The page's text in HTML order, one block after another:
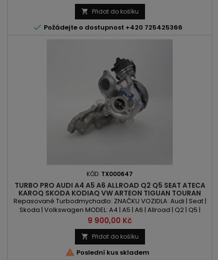
MOTORU: CNHA | CZJA | DDDA | DESA | DETA | DFHA | DFVA
OBSAH: 1968ccm 2.0 TDI VÝKON: 190PS / 140kW ROK VÝROBY:
2013 -
 Přidat do košíku
 Požádejte o dostupnost +420 725425366
KÓD: TX000647
TURBO PRO AUDI A4 A5 A6 ALLROAD Q2 Q5 SEAT ATECA
KAROQ SKODA KODIAQ VW ARTEON TIGUAN TOURAN
PASSAT 2.0TDI
Repasované Turbodmychadlo: ZNAČKU VOZIDLA: Audi | Seat |
Skoda | Volkswagen MODEL: A4 | A5 | A6 | Allroad | Q2 | Q5 |
Ateca | Karoq | Kodiaq | Arteon | Tiguan | Touran | Passat KÓD
MOTORU: CNHA | DDDA | DESA | DETA | DETB | DETH | DFHA | DFVA
OBSAH: 1968ccm 2.0 TDI VÝKON: 163PS/120kW | 190PS/140kW
ROK VÝROBY: 2013 -
Cena
9 900,00 Kč
 Přidat do košíku
 Poslední kus skladem